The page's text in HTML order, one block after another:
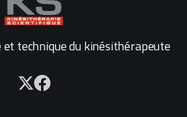
technique du kinésithérapeute